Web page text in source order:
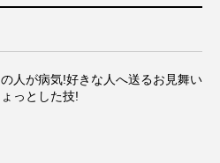
人が病気!好きな人へ送るお見舞い
っとした技!